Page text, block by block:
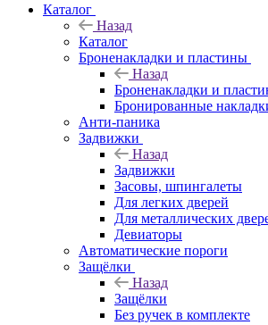
Каталог
Назад
Каталог
Броненакладки и пластины
Назад
Броненакладки и
Бронированные
Анти-паника
Задвижки
Назад
Задвижки
Засовы, шпингалеты
Для легких дверей
Для металлических
Девиаторы
Автоматические пороги
Защёлки
Назад
Защёлки
Без ручек в комплекте